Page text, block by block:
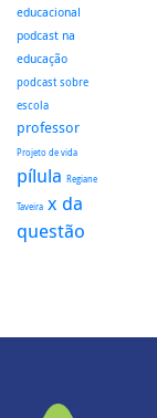
educacional
podcast na
educação
podcast sobre
escola
professor
Projeto de vida
pílula Regiane
Taveira x da
questão